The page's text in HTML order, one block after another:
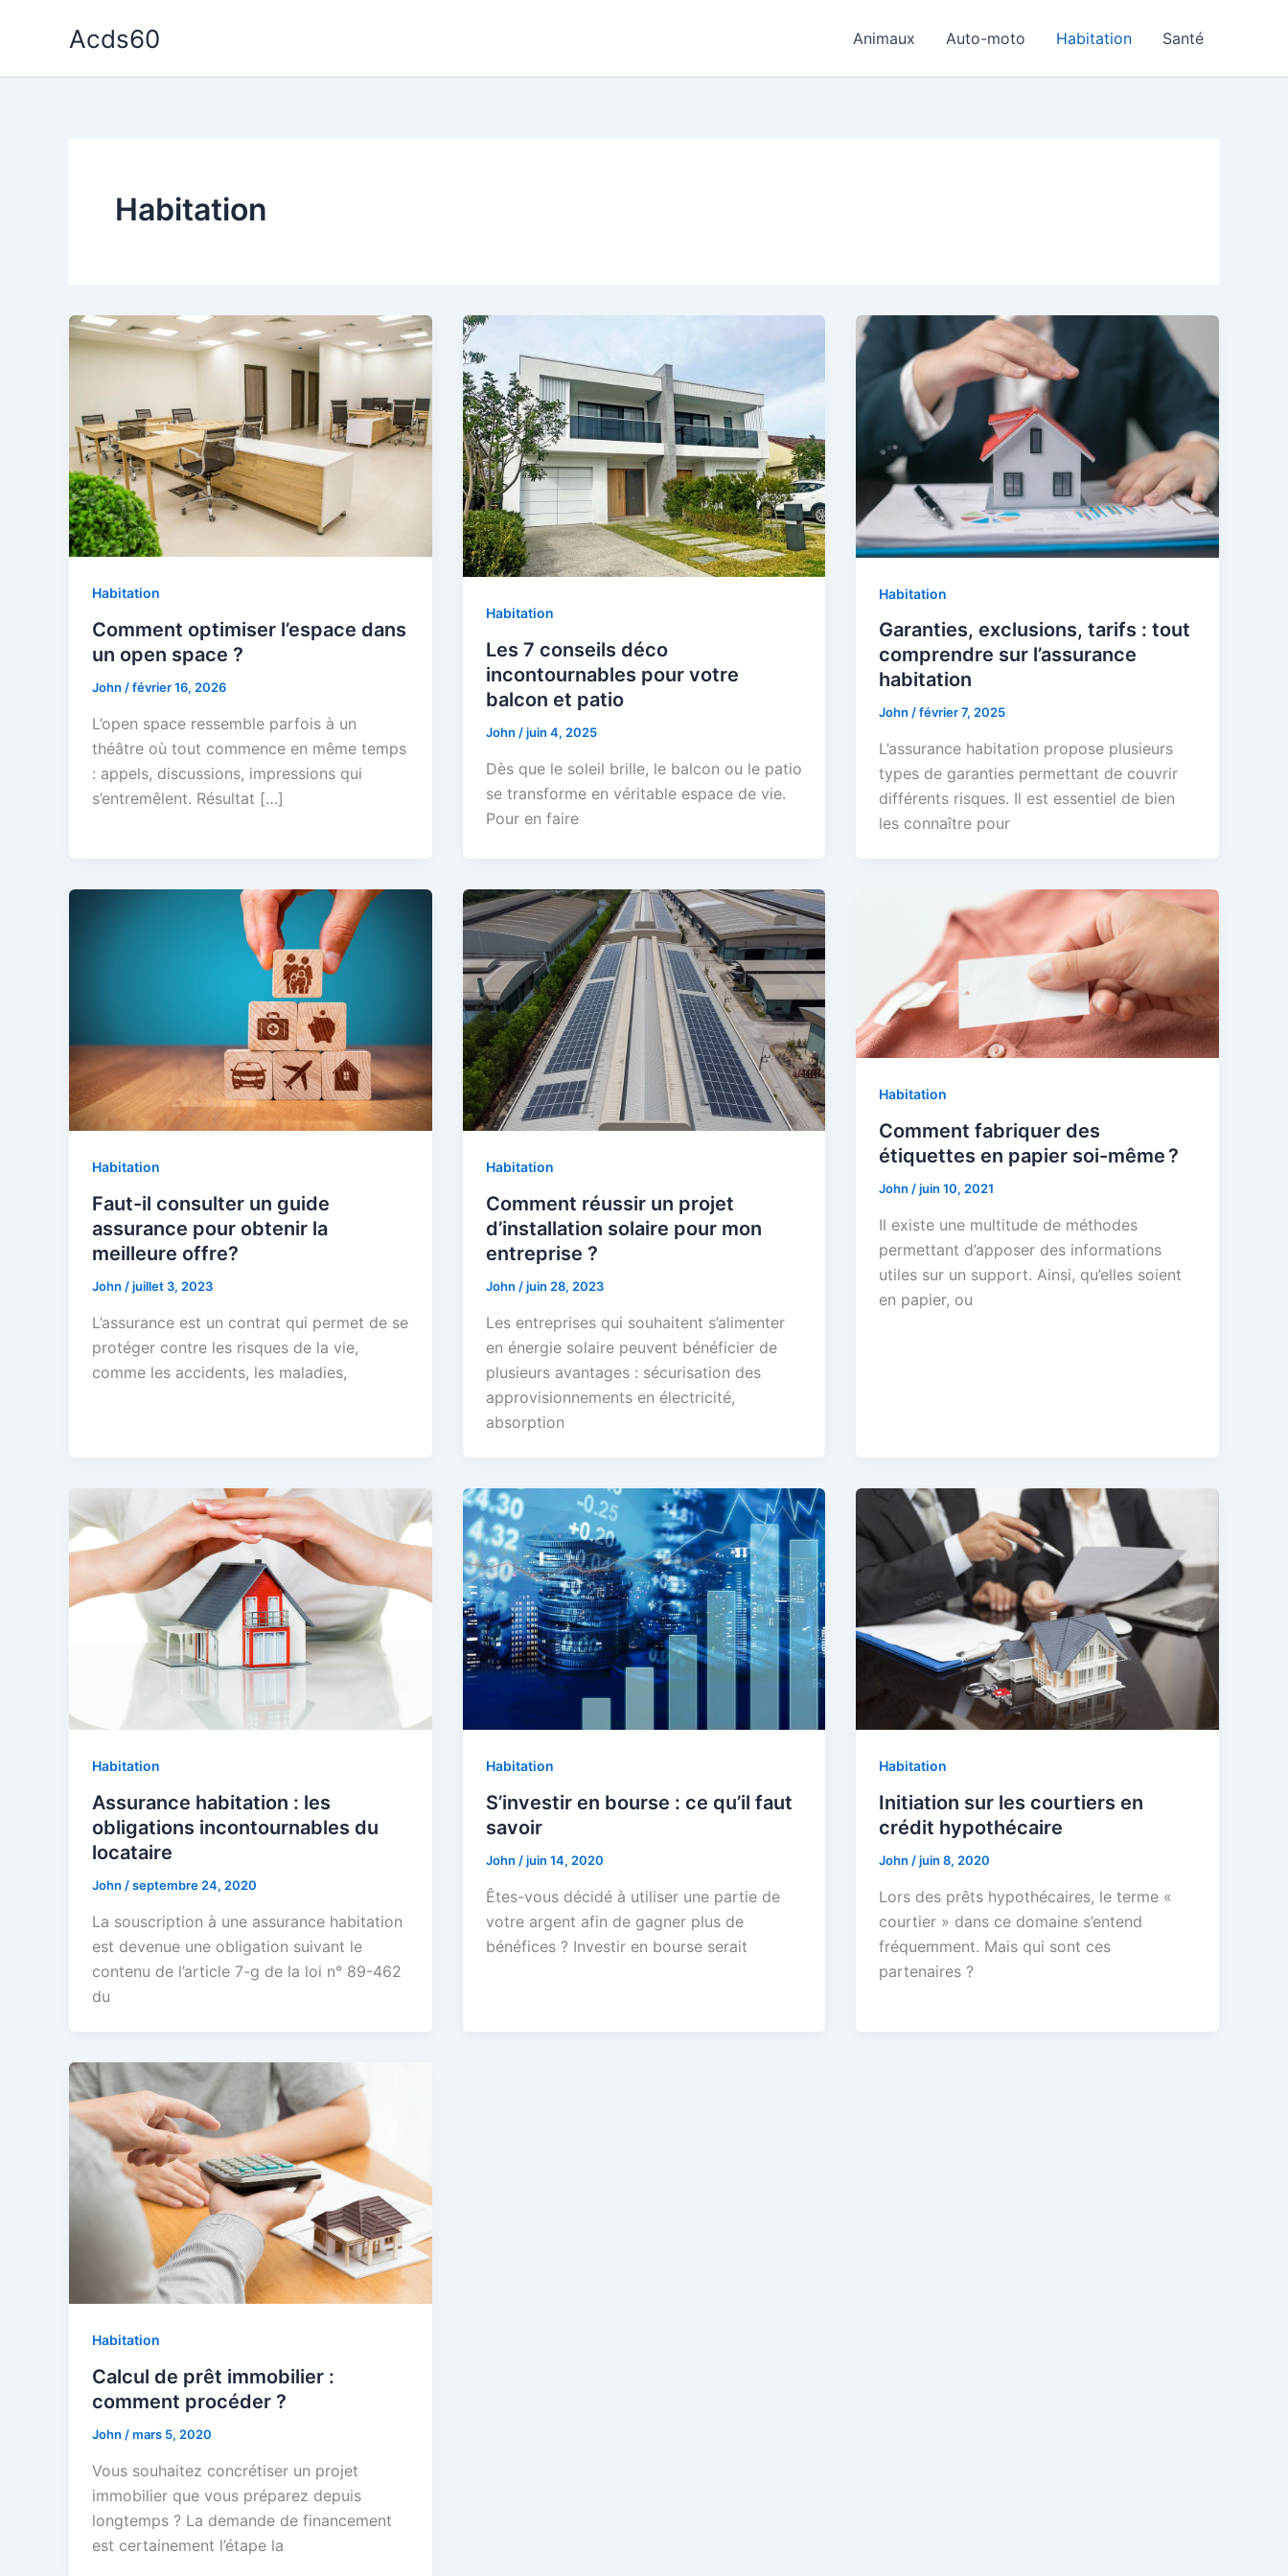
Acds60 Animaux Auto-moto Habitation Santé
Habitation
Habitation
Comment optimiser l’espace dans
un open space ?
John /février 16, 2026
L’open space ressemble parfois à un
théâtre où tout commence en même temps
: appels, discussions, impressions qui
s’entremêlent. Résultat […]
Habitation
Les 7 conseils déco
incontournables pour votre
balcon et patio
John /juin 4, 2025
Dès que le soleil brille, le balcon ou le patio
se transforme en véritable espace de vie.
Pour en faire
Habitation
Garanties, exclusions, tarifs : tout
comprendre sur l’assurance
habitation
John/février 7, 2025
L’assurance habitation propose plusieurs
types de garanties permettant de couvrir
différents risques. Il est essentiel de bien
les connaître pour
Habitation
Faut-il consulter un guide
assurance pour obtenir la
meilleure offre?
John /juillet 3, 2023
L’assurance est un contrat qui permet de se
protéger contre les risques de la vie,
comme les accidents, les maladies,
Habitation
Comment réussir un projet
d’installation solaire pour mon
entreprise ?
John /juin 28, 2023
Les entreprises qui souhaitent s’alimenter
en énergie solaire peuvent bénéficier de
plusieurs avantages : sécurisation des
approvisionnements en électricité,
absorption
Habitation
Comment fabriquer des
étiquettes en papier soi-même ?
John /juin 10, 2021
Il existe une multitude de méthodes
permettant d’apposer des informations
utiles sur un support. Ainsi, qu’elles soient
en papier, ou
Habitation
Assurance habitation : les
obligations incontournables du
locataire
John /septembre 24, 2020
La souscription à une assurance habitation
est devenue une obligation suivant le
contenu de l’article 7-g de la loi n° 89-462
du
Habitation
S’investir en bourse : ce qu’il faut
savoir
John /juin 14, 2020
Êtes-vous décidé à utiliser une partie de
votre argent afin de gagner plus de
bénéfices ? Investir en bourse serait
Habitation
Initiation sur les courtiers en
crédit hypothécaire
John /juin 8, 2020
Lors des prêts hypothécaires, le terme «
courtier » dans ce domaine s’entend
fréquemment. Mais qui sont ces
partenaires ?
Habitation
Calcul de prêt immobilier :
comment procéder ?
John /mars 5, 2020
Vous souhaitez concrétiser un projet
immobilier que vous préparez depuis
longtemps ? La demande de financement
est certainement l’étape la